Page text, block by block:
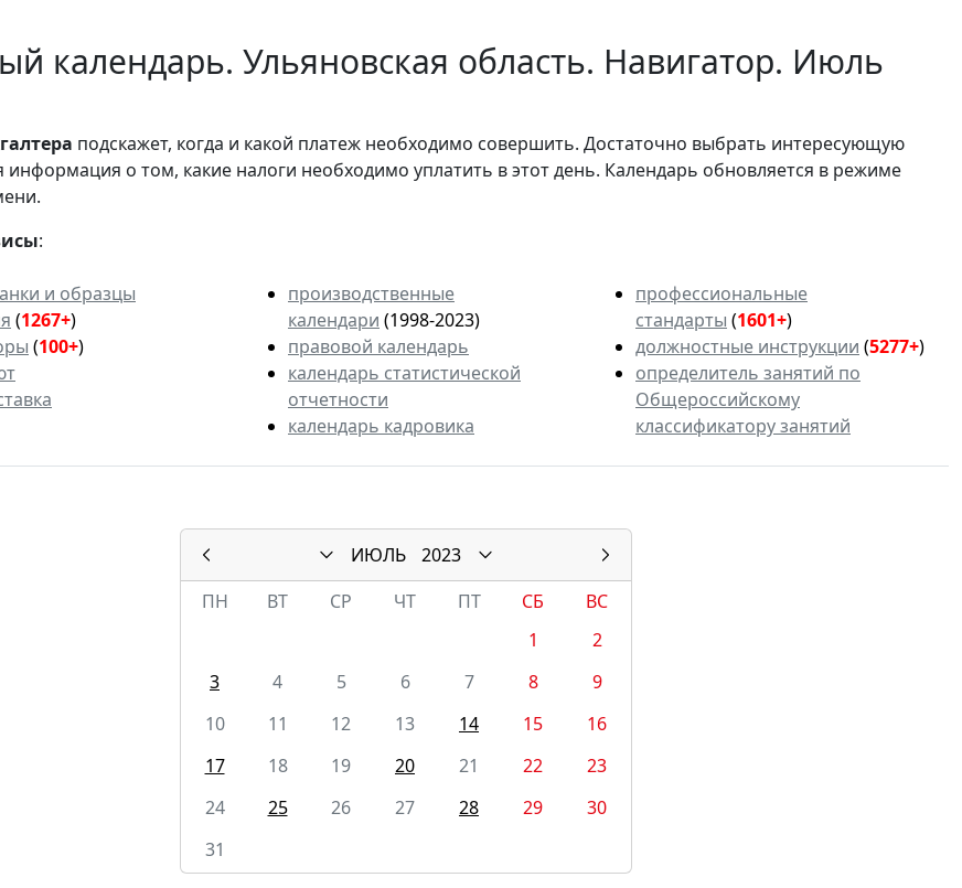
календарь. Ульяновская область. Навигатор. Июль
подскажет, когда и какой платеж необходимо совершить. Достаточно выбрать интересующую
информация о том, какие налоги необходимо уплатить в этот день. Календарь обновляется в режиме
:
и образцы
(1267+)
(100+)
производственные
календари (1998-2023)
правовой календарь
календарь статистической
отчетности
календарь кадровика
профессиональные
стандарты (1601+)
должностные инструкции (5277+)
определитель занятий по
Общероссийскому
классификатору занятий
ИЮЛЬ
2023
ПН
ВТ СР ЧТ ПТ СБ
ВС
1
2
3
4 5 6 7 8
9
10
11 12 13 14 15
16
17
18 19 20 21 22
23
24
25 26 27 28 29
30
31